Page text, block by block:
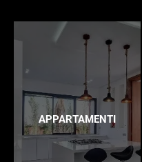
APPARTAMENTI